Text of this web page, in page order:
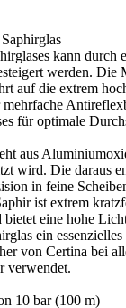
kann durch
werden. Die
auf die extrem
für optimale
aus
wird. Die daraus
in feine
ist extrem
eine hohe
ein
von Certina bei
verwendet.
10 bar (100 m)